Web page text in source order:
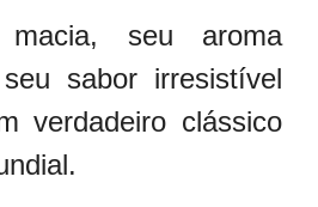
seu aroma
sabor irresistível
verdadeiro clássico